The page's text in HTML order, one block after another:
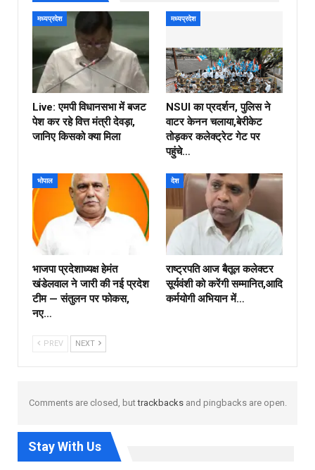
मध्यप्रदेश
Live: एमपी विधानसभा में बजट
पेश कर रहे वित्त मंत्री देवड़ा,
जानिए किसको क्या मिला
मध्यप्रदेश
NSUI का प्रदर्शन, पुलिस ने
वाटर केनन चलाया,बेरीकेट
तोड़कर कलेक्ट्रेट गेट पर
पहुंचे…
भोपाल
भाजपा प्रदेशाध्यक्ष हेमंत
खंडेलवाल ने जारी की नई प्रदेश
टीम — संतुलन पर फोकस,
नए…
देश
राष्ट्रपति आज बैतूल कलेक्टर
सूर्यवंशी को करेंगी सम्मानित,आदि
कर्मयोगी अभियान में…
PREV NEXT
Comments are closed, buttrackbacksand pingbacks are open.
Stay With Us